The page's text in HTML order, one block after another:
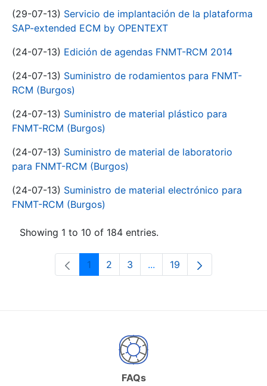
(29-07-13) Servicio de implantación de la plataforma
SAP-extended ECM by OPENTEXT
(24-07-13) Edición de agendas FNMT-RCM 2014
(24-07-13) Suministro de rodamientos para FNMT-
RCM (Burgos)
(24-07-13) Suministro de material plástico para
FNMT-RCM (Burgos)
(24-07-13) Suministro de material de laboratorio
para FNMT-RCM (Burgos)
(24-07-13) Suministro de material electrónico para
FNMT-RCM (Burgos)
Showing 1 to 10 of 184 entries.
Page
1 Page
2 Page
3 ...Intermediate Pages Use
Page
19
FAQs